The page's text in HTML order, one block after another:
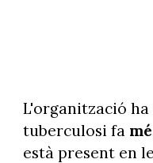
L'organització
tuberculosi fa
està present en